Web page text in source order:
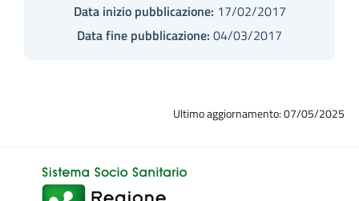
Data inizio pubblicazione: 17/02/2017
Data fine pubblicazione: 04/03/2017
Ultimo aggiornamento: 07/05/2025